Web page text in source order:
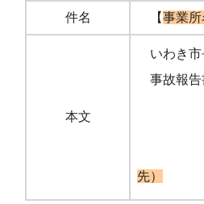
件名 【事業所
本文
いわき
事故報告
先）